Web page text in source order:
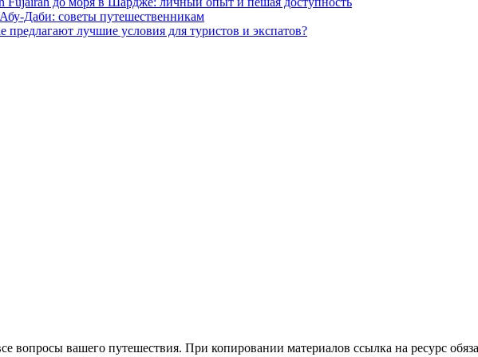
Даби: советы путешественникам
лучшие условия для туристов и экспатов?
вопросы вашего путешествия. При копировании материалов ссылка на ресурс